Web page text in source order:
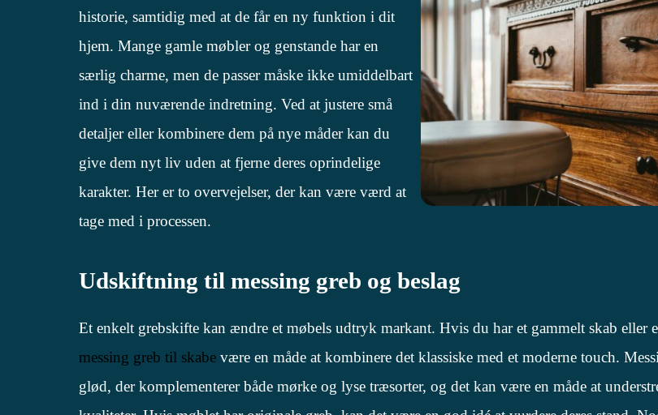
historie, samtidig med at de får en ny funktion i dit
hjem. Mange gamle møbler og genstande har en
særlig charme, men de passer måske ikke umiddelbart
ind i din nuværende indretning. Ved at justere små
detaljer eller kombinere dem på nye måder kan du
give dem nyt liv uden at fjerne deres oprindelige
karakter. Her er to overvejelser, der kan være værd at
tage med i processen.
Udskiftning til messing greb og beslag
Et enkelt grebskifte kan ændre et møbels udtryk markant. Hvis du har et gammelt skab eller
messing greb til skabe være en måde at kombinere det klassiske med et moderne touch.
glød, der komplementerer både mørke og lyse træsorter, og det kan være en måde at